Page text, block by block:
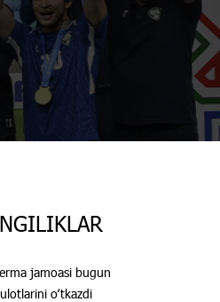
jamoasi bugun
oʻtkazdi